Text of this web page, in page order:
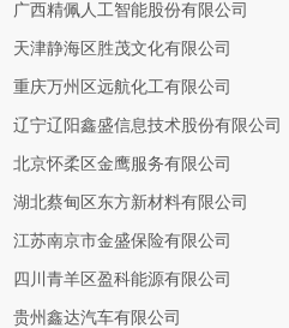
广西精佩人工智能股份有限公司
天津静海区胜茂文化有限公司
重庆万州区远航化工有限公司
辽宁辽阳鑫盛信息技术股份有限公司
北京怀柔区金鹰服务有限公司
湖北蔡甸区东方新材料有限公司
江苏南京市金盛保险有限公司
四川青羊区盈科能源有限公司
贵州鑫达汽车有限公司